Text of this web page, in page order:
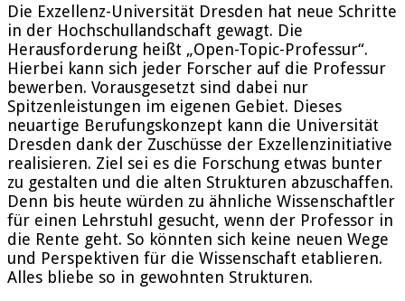
Die Exzellenz-Universität Dresden hat neue Schritte
in der Hochschullandschaft gewagt. Die
Herausforderung heißt „Open-Topic-Professur“.
Hierbei kann sich jeder Forscher auf die Professur
bewerben. Vorausgesetzt sind dabei nur
Spitzenleistungen im eigenen Gebiet. Dieses
neuartige Berufungskonzept kann die Universität
Dresden dank der Zuschüsse der Exzellenzinitiative
realisieren. Ziel sei es die Forschung etwas bunter
zu gestalten und die alten Strukturen abzuschaffen.
Denn bis heute würden zu ähnliche Wissenschaftler
für einen Lehrstuhl gesucht, wenn der Professor in
die Rente geht. So könnten sich keine neuen Wege
und Perspektiven für die Wissenschaft etablieren.
Alles bliebe so in gewohnten Strukturen.